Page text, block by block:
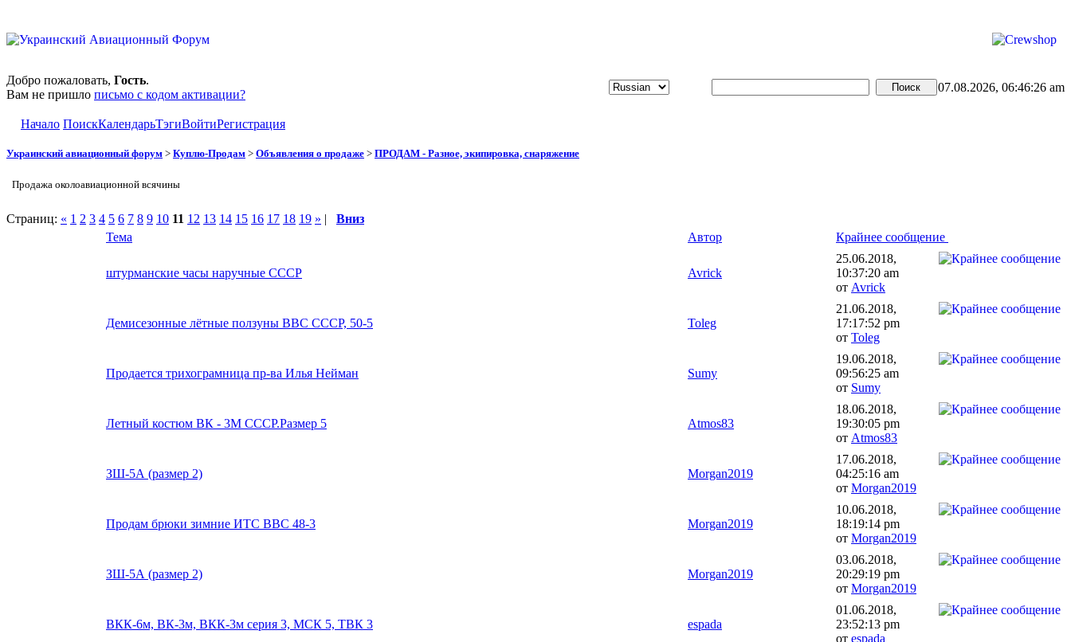
Добро пожаловать, Гость.
Вам не пришло письмо с кодом активации?
07.08.2026, 06:46:26 am
Начало ПоискКалендарьТэгиВойтиРегистрация
Украинский авиационный форум > Куплю-Продам > Объявления о продаже > ПРОДАМ - Разное, экипировка, снаряжение
Продажа околоавиационной всячины
Страниц: « 1 2 3 4 5 6 7 8 9 10 11 12 13 14 15 16 17 18 19 » | Вниз
Тема
Автор Крайнее сообщение
штурманские часы наручные СССР Avrick
25.06.2018,
10:37:20 am
от Avrick
Демисезонные лётные ползуны ВВС СССР, 50-5 Toleg
21.06.2018,
17:17:52 pm
от Toleg
Продается трихограмница пр-ва Илья Нейман Sumy
19.06.2018,
09:56:25 am
от Sumy
Летный костюм ВК - 3М СССР.Размер 5 Atmos83
18.06.2018,
19:30:05 pm
от Atmos83
ЗШ-5А (размер 2) Morgan2019
17.06.2018,
04:25:16 am
от Morgan2019
Продам брюки зимние ИТС ВВС 48-3 Morgan2019
10.06.2018,
18:19:14 pm
от Morgan2019
ЗШ-5А (размер 2) Morgan2019
03.06.2018,
20:29:19 pm
от Morgan2019
ВКК-6м, ВК-3м, ВКК-3м серия 3, МСК 5, ТВК 3 espada
01.06.2018,
23:52:13 pm
от espada